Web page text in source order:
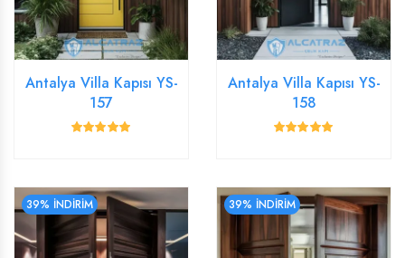
Antalya Villa Kapısı YS-
157
Antalya Villa Kapısı YS-
158
39% İNDİRİM 39% İNDİRİM